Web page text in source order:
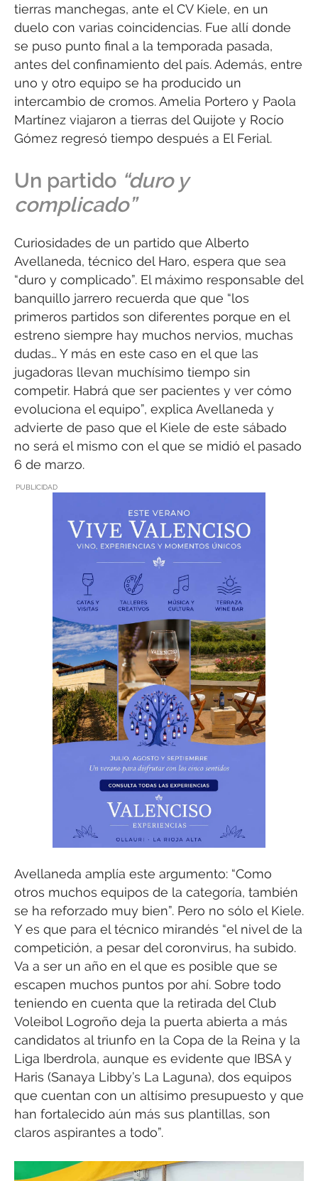
tierras manchegas, ante el CV Kiele, en un
duelo con varias coincidencias. Fue allí donde
se puso punto final a la temporada pasada,
antes del confinamiento del país. Además, entre
uno y otro equipo se ha producido un
intercambio de cromos. Amelia Portero y Paola
Martínez viajaron a tierras del Quijote y Rocío
Gómez regresó tiempo después a El Ferial.
Un partido “duro y
complicado”
Curiosidades de un partido que Alberto
Avellaneda, técnico del Haro, espera que sea
“duro y complicado”. El máximo responsable del
banquillo jarrero recuerda que que “los
primeros partidos son diferentes porque en el
estreno siempre hay muchos nervios, muchas
dudas… Y más en este caso en el que las
jugadoras llevan muchísimo tiempo sin
competir. Habrá que ser pacientes y ver cómo
evoluciona el equipo”, explica Avellaneda y
advierte de paso que el Kiele de este sábado
no será el mismo con el que se midió el pasado
6 de marzo.
PUBLICIDAD
Avellaneda amplía este argumento: “Como
otros muchos equipos de la categoría, también
se ha reforzado muy bien”. Pero no sólo el Kiele.
Y es que para el técnico mirandés “el nivel de la
competición, a pesar del coronvirus, ha subido.
Va a ser un año en el que es posible que se
escapen muchos puntos por ahí. Sobre todo
teniendo en cuenta que la retirada del Club
Voleibol Logroño deja la puerta abierta a más
candidatos al triunfo en la Copa de la Reina y la
Liga Iberdrola, aunque es evidente que IBSA y
Haris (Sanaya Libby’s La Laguna), dos equipos
que cuentan con un altísimo presupuesto y que
han fortalecido aún más sus plantillas, son
claros aspirantes a todo”.